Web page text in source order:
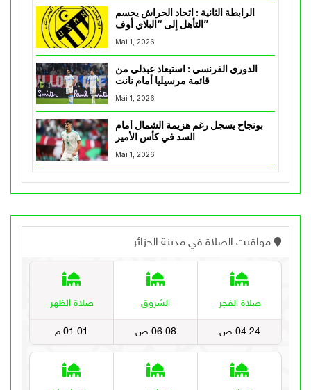
الرابطة الثانية : اتحاد الحراش يحسم
التأهل إلى “البلاي أوف”
Mai 1, 2026
الدوري الفرنسي : استبعاد عبدلي من
قائمة مرسيليا أمام نانت
Mai 1, 2026
بونجاح يسجل رغم هزيمة الشمال أمام
السد في كأس الأمير
Mai 1, 2026